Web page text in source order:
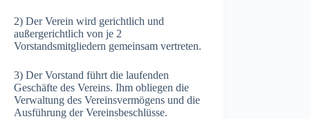
2) Der Verein wird gerichtlich und
außergerichtlich von je 2
Vorstandsmitgliedern gemeinsam vertreten.
3) Der Vorstand führt die laufenden
Geschäfte des Vereins. Ihm obliegen die
Verwaltung des Vereinsvermögens und die
Ausführung der Vereinsbeschlüsse.